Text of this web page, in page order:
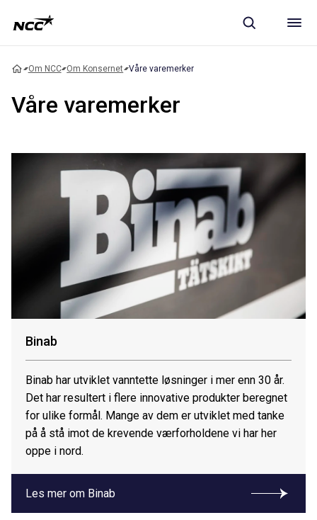
Om NCC Om Konsernet Våre varemerker
Våre varemerker
Binab
Binab har utviklet vanntette løsninger i mer enn 30 år.
Det har resultert i flere innovative produkter beregnet
for ulike formål. Mange av dem er utviklet med tanke
på å stå imot de krevende værforholdene vi har her
oppe i nord.
Les mer om Binab